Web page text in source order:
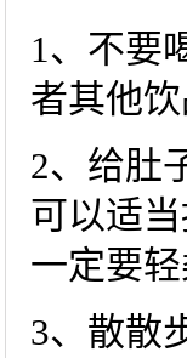
1、不要
者其他
2、给肚
可以适
一定要
3、散散